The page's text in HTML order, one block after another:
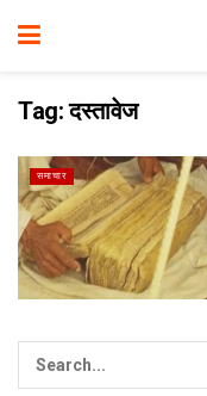
Tag:दस्तावेज
समाचार